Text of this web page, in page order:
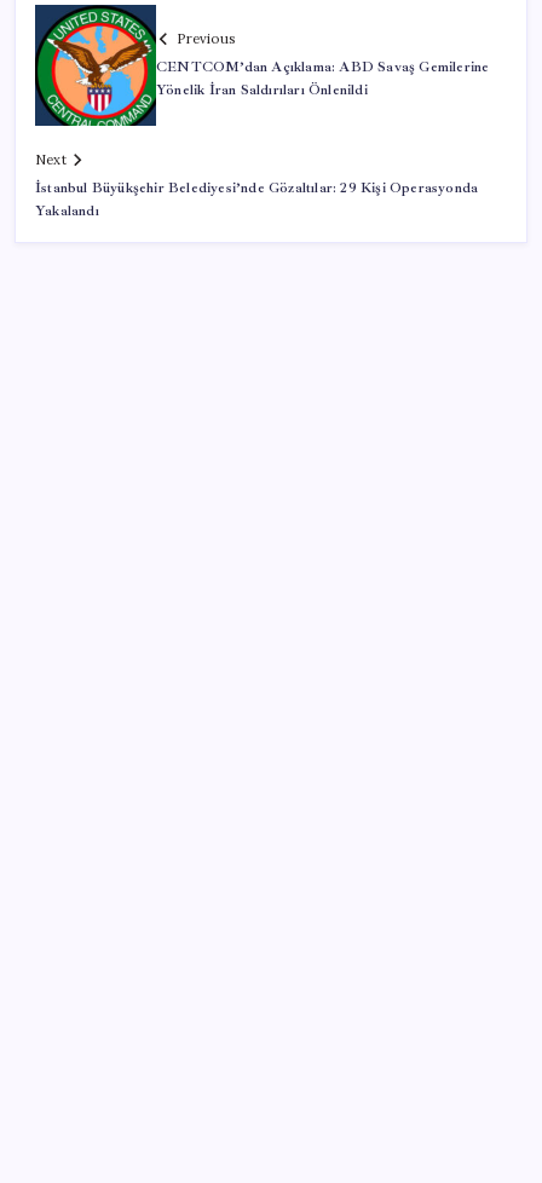
Previous
CENTCOM’dan Açıklama: ABD Savaş Gemilerine
Yönelik İran Saldırıları Önlenildi
Next
İstanbul Büyükşehir Belediyesi’nde Gözaltılar: 29 Kişi Operasyonda
Yakalandı